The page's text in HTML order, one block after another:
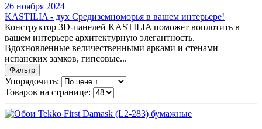
26 ноября 2024
KASTILIA - дух Средиземноморья в вашем интерьере!
Конструктор 3D-панелей KASTILIA поможет воплотить в
вашем интерьере архитектурную элегантность.
Вдохновленные величественными арками и стенами
испанских замков, гипсовые...
Фильтр
Упорядочить:
Товаров на странице: